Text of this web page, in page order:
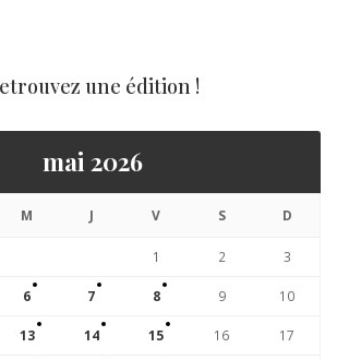
une édition !
mai 2026
M J V S D
1 2 3
6 7 8 9 10
13 14 15 16 17